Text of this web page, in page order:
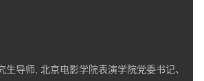
生导师, 北京电影学院表演学院党委书记、